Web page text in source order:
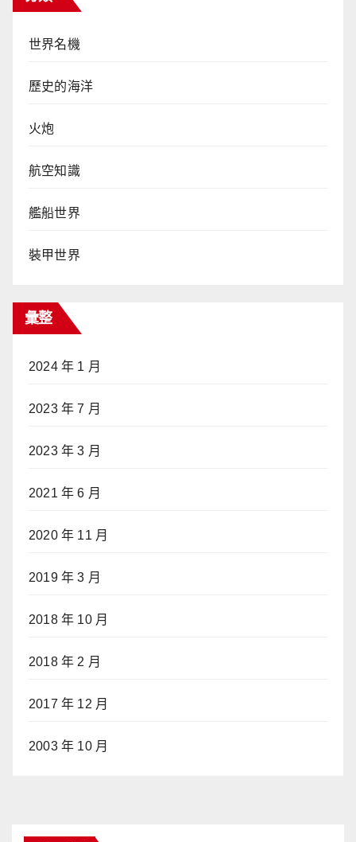
世界名機
歷史的海洋
火炮
航空知識
艦船世界
裝甲世界
彙整
2024 年 1 月
2023 年 7 月
2023 年 3 月
2021 年 6 月
2020 年 11 月
2019 年 3 月
2018 年 10 月
2018 年 2 月
2017 年 12 月
2003 年 10 月